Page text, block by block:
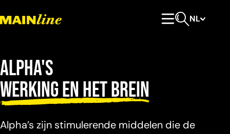
NL
Alpha's
werking en het brein
Alpha’s zijn stimulerende middelen die de